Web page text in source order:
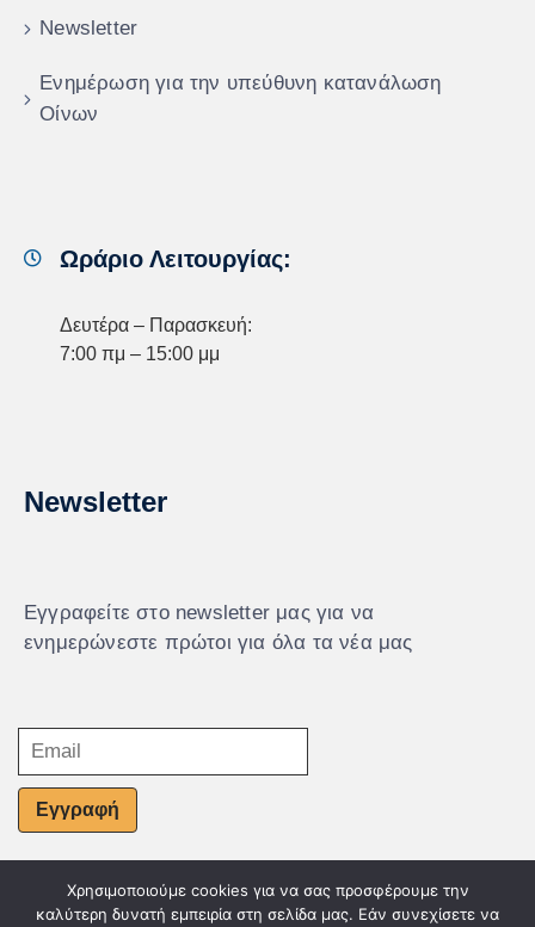
Newsletter
Ενημέρωση για την υπεύθυνη κατανάλωση
Οίνων
Ωράριο Λειτουργίας:
Δευτέρα – Παρασκευή:
7:00 πμ – 15:00 μμ
Newsletter
Εγγραφείτε στο newsletter μας για να
ενημερώνεστε πρώτοι για όλα τα νέα μας
Εγγραφή
© Powered by Knowledge AE
Χρησιμοποιούμε cookies για να σας προσφέρουμε την
καλύτερη δυνατή εμπειρία στη σελίδα μας. Εάν συνεχίσετε να